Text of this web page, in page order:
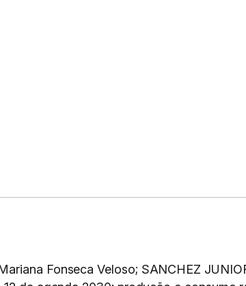
Fonseca Veloso; SANCHEZ